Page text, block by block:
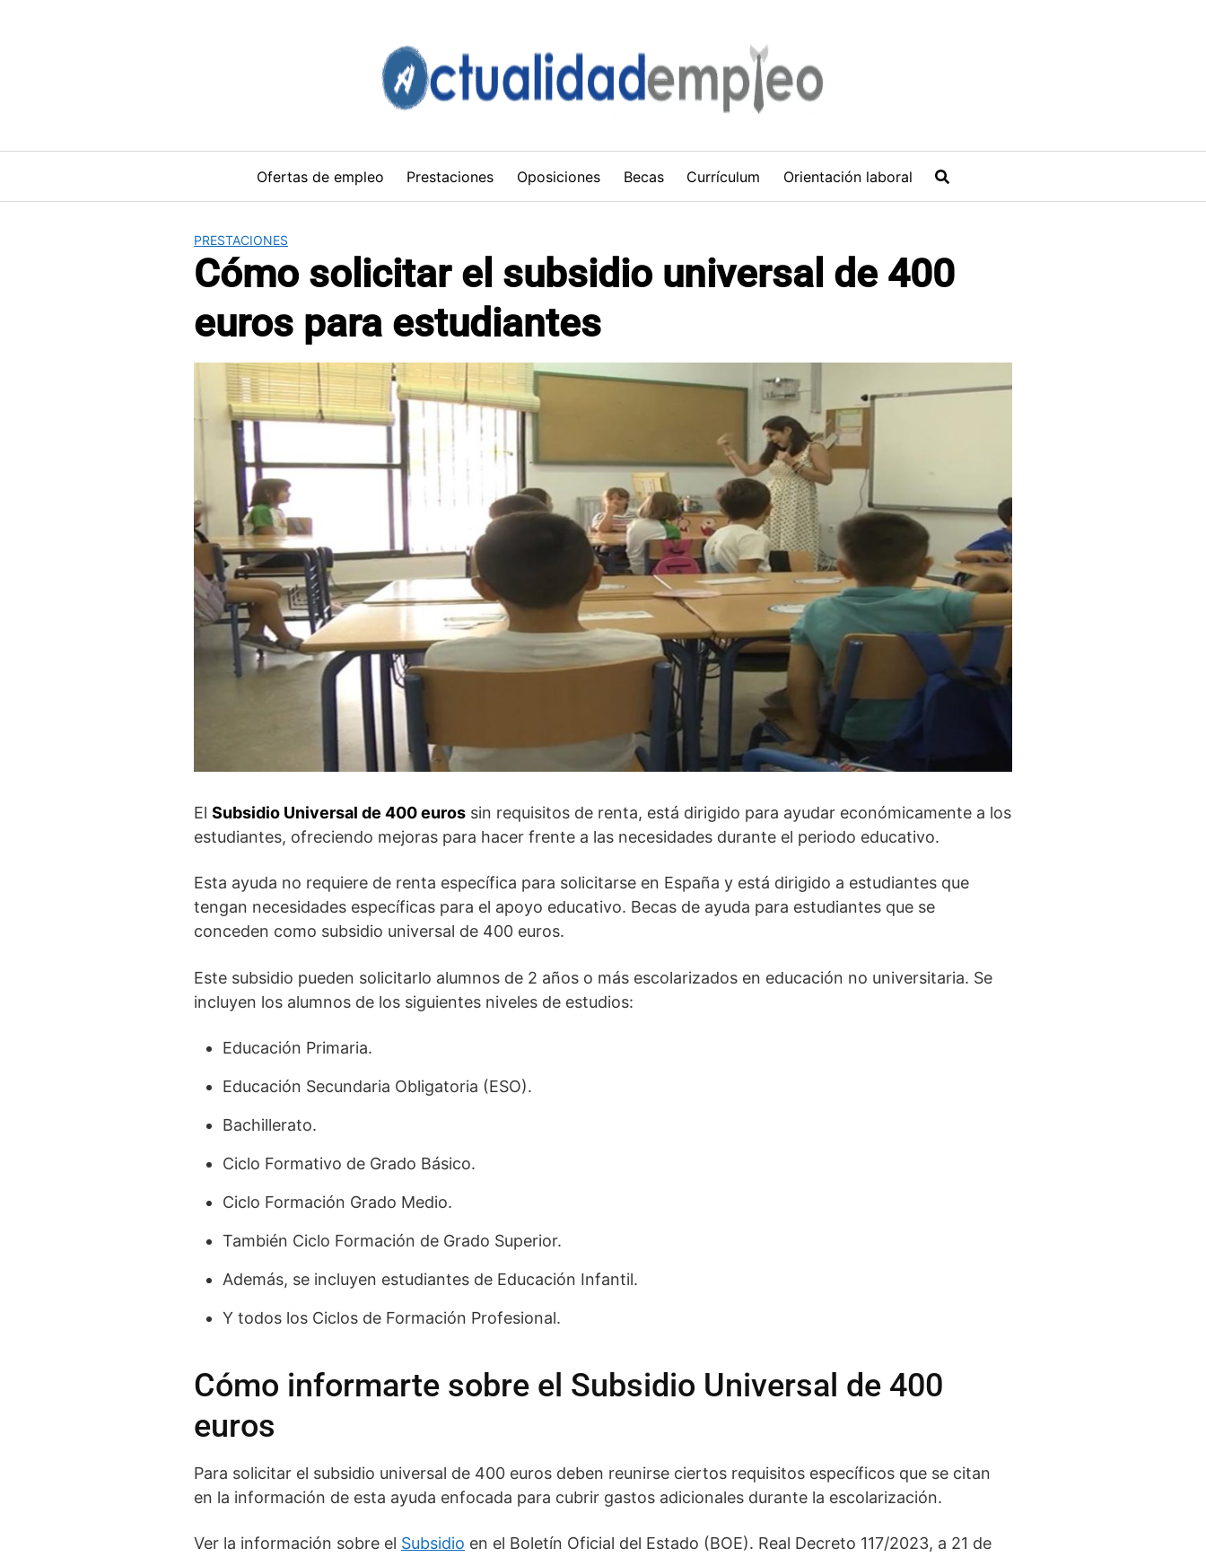
Ofertas de empleo Prestaciones Oposiciones Becas Currículum Orientación laboral
PRESTACIONES
Cómo solicitar el subsidio universal de 400
euros para estudiantes
El Subsidio Universal de 400 euros sin requisitos de renta, está dirigido para ayudar económicamente a los
estudiantes, ofreciendo mejoras para hacer frente a las necesidades durante el periodo educativo.
Esta ayuda no requiere de renta específica para solicitarse en España y está dirigido a estudiantes que
tengan necesidades específicas para el apoyo educativo. Becas de ayuda para estudiantes que se
conceden como subsidio universal de 400 euros.
Este subsidio pueden solicitarlo alumnos de 2 años o más escolarizados en educación no universitaria. Se
incluyen los alumnos de los siguientes niveles de estudios:
Educación Primaria.
Educación Secundaria Obligatoria (ESO).
Bachillerato.
Ciclo Formativo de Grado Básico.
Ciclo Formación Grado Medio.
También Ciclo Formación de Grado Superior.
Además, se incluyen estudiantes de Educación Infantil.
Y todos los Ciclos de Formación Profesional.
Cómo informarte sobre el Subsidio Universal de 400
euros
Para solicitar el subsidio universal de 400 euros deben reunirse ciertos requisitos específicos que se citan
en la información de esta ayuda enfocada para cubrir gastos adicionales durante la escolarización.
Ver la información sobre el Subsidio en el Boletín Oficial del Estado (BOE). Real Decreto 117/2023, a 21 de